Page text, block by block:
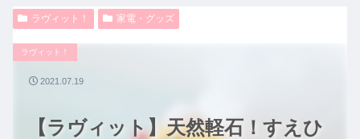
ラヴィット！ 家電・グッズ
【ラヴィット】天然軽石！すえひ
ラヴィット！
2021.07.19